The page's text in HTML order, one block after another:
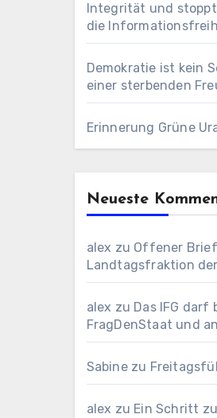
Integrität und
die
Demokratie ist kein
einer sterbenden
Erinnerung Grüne
Neueste
alex zu Offener
Landtagsfraktion
alex zu Das IFG darf
FragDenStaat und
Sabinezu
alex zu Ein Schritt